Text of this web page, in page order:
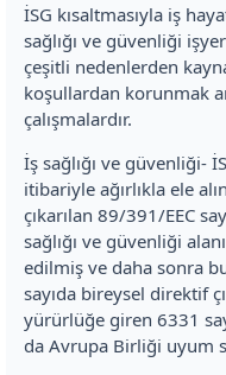
İSG kısaltmasıyla iş
sağlığı ve güvenliği
çeşitli nedenlerden
koşullardan korunmak
çalışmalardır.
İş sağlığı ve güvenliği-
itibariyle ağırlıkla ele
çıkarılan 89/391/EEC
sağlığı ve güvenliği
edilmiş ve daha sonra
sayıda bireysel direktif
yürürlüğe giren 6331
da Avrupa Birliği uyum